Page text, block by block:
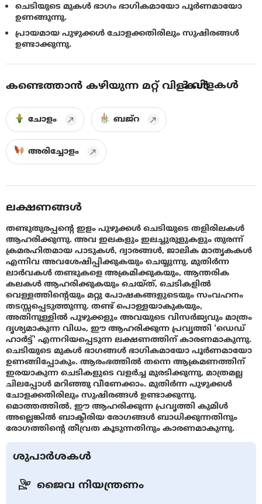
ചെടിയുടെ മുകൾ ഭാഗം ഭാഗികമായോ പൂർണമായോ
ഉണങ്ങുന്നു.
പ്രായമായ പുഴുക്കൾ ചോളക്കതിരിലും സുഷിരങ്ങൾ
ഉണ്ടാക്കുന്നു.
കണ്ടെത്താൻ കഴിയുന്ന മറ്റ് വിളകൾ
3വിളകൾ
ചോളം ബജ്‌റ
അരിച്ചോളം
ലക്ഷണങ്ങൾ
തണ്ടുതുരപ്പൻ്റെ ഇളം പുഴുക്കൾ ചെടിയുടെ തളിരിലകൾ
ആഹരിക്കുന്നു. അവ ഇലകളും ഇലച്ചുരുളുകളും തുരന്ന്
ക്രമരഹിതമായ പാടുകൾ, ദ്വാരങ്ങൾ, ജാലിക മാതൃകകൾ
എന്നിവ അവശേഷിപ്പിക്കുകയും ചെയ്യുന്നു. മുതിർന്ന
ലാർവകൾ തണ്ടുകളെ അക്രമിക്കുകയും, ആന്തരിക
കലകൾ ആഹരിക്കുകയും ചെയ്‌ത്‌, ചെടികളിൽ
വെള്ളത്തിൻ്റെയും മറ്റു പോഷകങ്ങളുടെയും സംവഹനം
തടസ്സപ്പെടുത്തുന്നു. തണ്ട് പൊള്ളയാകുകയും,
അതിനുള്ളിൽ പുഴുക്കളും അവയുടെ വിസർജ്യവും മാത്രം
ദൃശ്യമാകുന്ന വിധം, ഈ ആഹരിക്കുന്ന പ്രവൃത്തി 'ഡെഡ്
ഹാർട്ട്' എന്നറിയപ്പെടുന്ന ലക്ഷണത്തിന് കാരണമാകുന്നു.
ചെടിയുടെ മുകൾ ഭാഗങ്ങൾ ഭാഗികമായോ പൂർണമായോ
ഉണങ്ങിപ്പോകും. ആരംഭത്തിൽ തന്നെ ആക്രമണത്തിന്
ഇരയാകുന്ന ചെടികളുടെ വളർച്ച മുരടിക്കുന്നു, മാത്രമല്ല
ചിലപ്പോൾ മറിഞ്ഞു വീണേക്കാം. മുതിർന്ന പുഴുക്കൾ
ചോളക്കതിരിലും സുഷിരങ്ങൾ ഉണ്ടാക്കുന്നു.
മൊത്തത്തിൽ, ഈ ആഹരിക്കുന്ന പ്രവൃത്തി കുമിൾ
അല്ലെങ്കിൽ ബാക്ടീരിയ രോഗങ്ങൾ ബാധിക്കുന്നതിനും
രോഗത്തിൻ്റെ തീവ്രത കൂടുന്നതിനും കാരണമാകുന്നു.
ശുപാർശകൾ
ജൈവ നിയന്ത്രണം